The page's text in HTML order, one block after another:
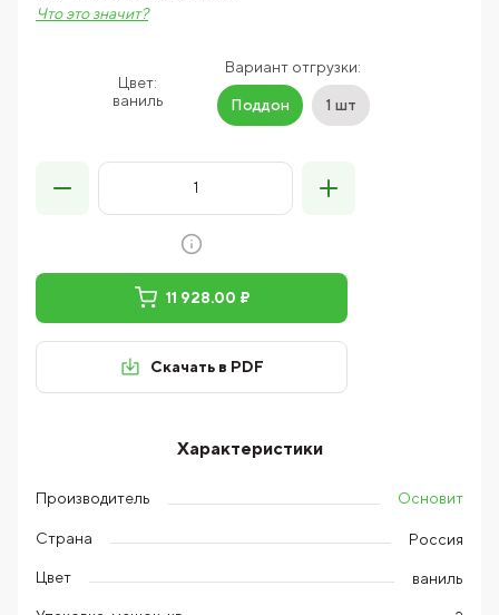
Цвет:
ваниль
Вариант отгрузки:
Поддон 1 шт
Что это значит?
11 928.00 ₽
Скачать в PDF
Характеристики
Производитель Основит
Страна Россия
Цвет ваниль